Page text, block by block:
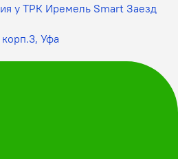
у ТРК Иремель Smart Заезд
Уфа